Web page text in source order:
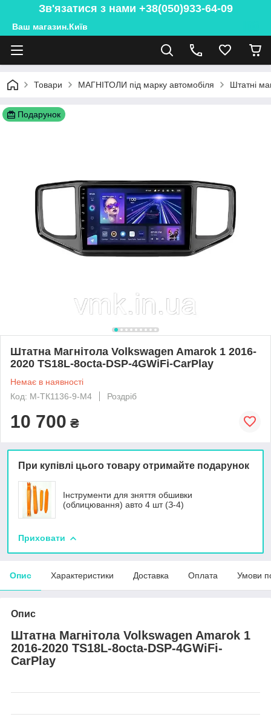
Зв'язатися з нами +38(050)933-64-09
Ваш магазин.Київ
Товари МАГНІТОЛИ під марку автомобіля Штатні
Подарунок
Штатна Магнітола Volkswagen Amarok 1 2016-
2020 TS18L-8octa-DSP-4GWiFi-CarPlay
Немає в наявності
Код: М-ТК1136-9-М4
Роздріб
10 700 ₴
При купівлі цього товару отримайте подарунок
Інструменти для зняття обшивки
(облицювання) авто 4 шт (З-4)
Приховати
Опис Характеристики Доставка Оплата Умови
Опис
Штатна Магнітола Volkswagen Amarok 1
2016-2020 TS18L-8octa-DSP-4GWiFi-
CarPlay